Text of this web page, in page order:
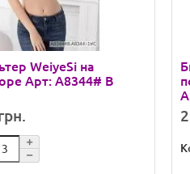
WeiyeSi на
Арт: A8344# B